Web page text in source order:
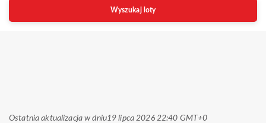
Wyszukaj loty
Ostatnia aktualizacja w dniu19 lipca 2026 22:40 GMT+0